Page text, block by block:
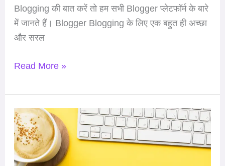
Blogging की बात करें तो हम सभी Blogger प्लेटफॉर्म के बारे
में जानते हैं। Blogger Blogging के लिए एक बहुत ही अच्छा
और सरल
Read More »
ये
हैं
Top
10